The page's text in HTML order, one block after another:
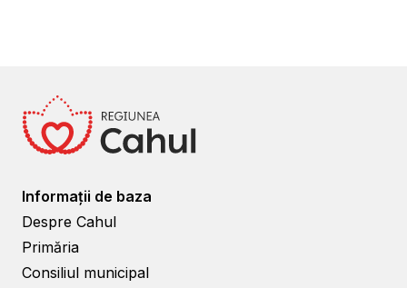
Informații de baza
Despre Cahul
Primăria
Consiliul municipal